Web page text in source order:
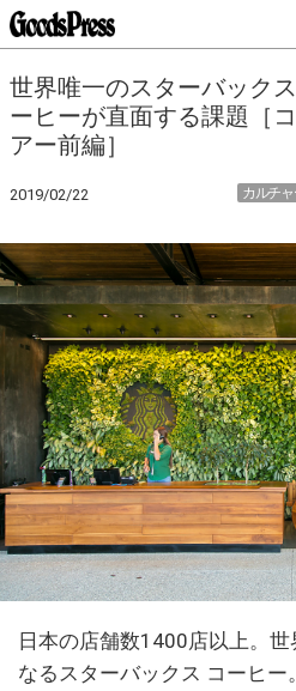
世界唯一のスターバック
ーヒーが直面する課題［
アー前編］
2019/02/22 カルチ
日本の店舗数1400店以上。
なるスターバックス コーヒ